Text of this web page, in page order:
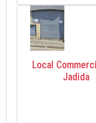
Local
Jadida